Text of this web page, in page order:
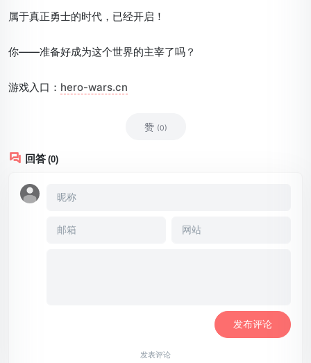
属于真正勇士的时代，已经开启！
你——准备好成为这个世界的主宰了吗？
游戏入口： hero-wars.cn
赞 (0)
回答 (0)
发表评论